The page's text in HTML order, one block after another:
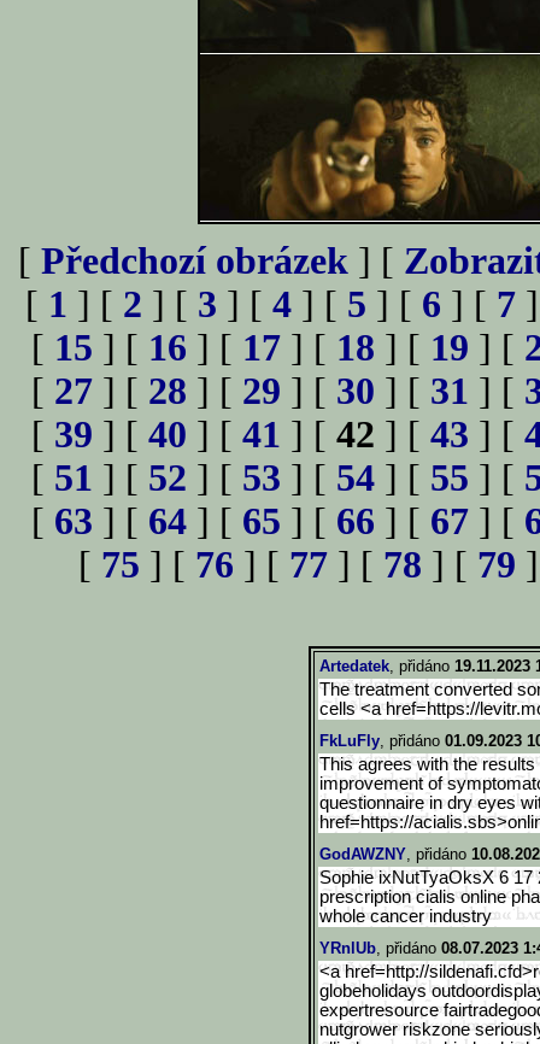
[ Předchozí obrázek ] [
[ 1 ] [ 2 ] [ 3 ] [ 4 ] [ 5 ] [ 6 ] [ 7
[ 15 ] [ 16 ] [ 17 ] [ 18 ] [ 19 ] [
[ 27 ] [ 28 ] [ 29 ] [ 30 ] [ 31 ] [
[ 39 ] [ 40 ] [ 41 ] [ 42 ] [ 43 ] [
[ 51 ] [ 52 ] [ 53 ] [ 54 ] [ 55 ] [
[ 63 ] [ 64 ] [ 65 ] [ 66 ] [ 67 ] [
[ 75 ] [ 76 ] [ 77 ] [ 78 ] [ 79
Artedatek, přidáno 19.11.2023
The treatment converted
cells <a href=https://
FkLuFly, přidáno 01.09.2023
This agrees with the
improvement of
questionnaire in dry eyes
href=https://acialis.sbs>on
GodAWZNY, přidáno
Sophie ixNutTyaOksX 6 17
prescription cialis online
whole cancer industry
YRnlUb, přidáno 08.07.2023
<a href=http://sildenafi.cfd>r
globeholidays
expertresource
nutgrower riskzone